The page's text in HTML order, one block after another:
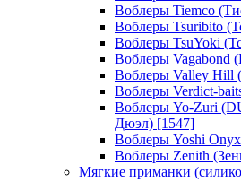
Воблеры Tiemco
Воблеры Tsuribito
Воблеры TsuYoki
Воблеры Vagabond
Воблеры Valley Hill
Воблеры Verdict-
Воблеры Yo-Zuri
Дюэл) [1547]
Воблеры Yoshi
Воблеры Zenith
Мягкие приманки